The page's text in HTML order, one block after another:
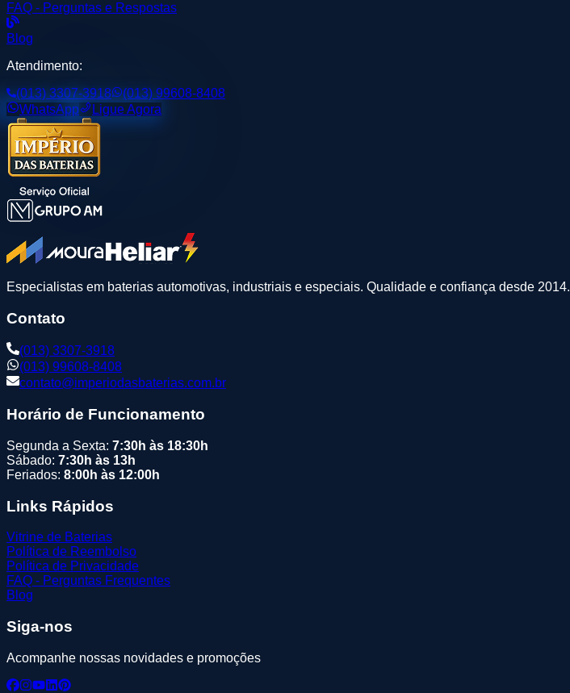
FAQ - Perguntas e Respostas
Blog
Atendimento:
(013) 3307-3918
(013) 99608-8408
WhatsApp
Ligue Agora
Especialistas em baterias automotivas, industriais e especiais. Qualidade e confiança desde 2014.
Contato
(013) 3307-3918
(013) 99608-8408
contato@imperiodasbaterias.com.br
Horário de Funcionamento
Segunda a Sexta: 7:30h às 18:30h
Sábado: 7:30h às 13h
Feriados: 8:00h às 12:00h
Links Rápidos
Vitrine de Baterias
Política de Reembolso
Política de Privacidade
FAQ - Perguntas Frequentes
Blog
Siga-nos
Acompanhe nossas novidades e promoções